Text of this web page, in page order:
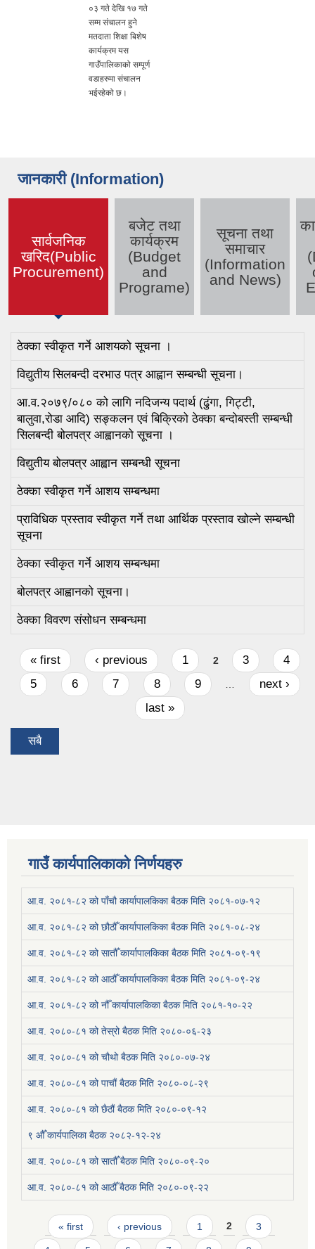
०३ गते देखि १७ गते
सम्म संचालन हुने
मतदाता शिक्षा बिशेष
कार्यक्रम यस
गाउँपालिकाको सम्पूर्ण
वडाहरुमा संचालन
भईरहेको छ।
जानकारी (Information)
सार्वजनिक
खरिद(Public
Procurement)
(active tab)
बजेट तथा
कार्यक्रम
(Budget
and
Programe)
सूचना तथा
समाचार
(Information
and News)
ठेक्का स्वीकृत गर्ने आशयको सूचना ।
विद्युतीय सिलबन्दी दरभाउ पत्र आह्वान सम्बन्धी सूचना।
आ.व.२०७९/०८० को लागि नदिजन्य पदार्थ (ढुंगा, गिट्टी,
बालुवा,रोडा आदि) सङ्कलन एवं बिक्रिको ठेक्का बन्दोबस्ती सम्बन्धी
सिलबन्दी बोलपत्र आह्वानको सूचना ।
विद्युतीय बोलपत्र आह्वान सम्बन्धी सूचना
ठेक्का स्वीकृत गर्ने आशय सम्बन्धमा
प्राविधिक प्रस्ताव स्वीकृत गर्ने तथा आर्थिक प्रस्ताव खोल्ने सम्बन्धी
सूचना
ठेक्का स्वीकृत गर्ने आशय सम्बन्धमा
बोलपत्र आह्वानको सूचना।
ठेक्का विवरण संसोधन सम्बन्धमा
Pages
« first ‹ previous 1 2 3
4
5
6 7 8 9
next ›
last »
सबै
गाउँ कार्यपालिकाको निर्णयहरु
आ.व. २०८१-८२ को पाँचौ कार्यापालकिका बैठक मिति २०८१-०७-१२
आ.व. २०८१-८२ को छौठौँ कार्यापालकिका बैठक मिति २०८१-०८-२४
आ.व. २०८१-८२ को सातौँ कार्यापालकिका बैठक मिति २०८१-०९-१९
आ.व. २०८१-८२ को आठौँ कार्यापालकिका बैठक मिति २०८१-०९-२४
आ.व. २०८१-८२ को नौँ कार्यापालकिका बैठक मिति २०८१-१०-२२
आ.व. २०८०-८१ को तेस्रो बैठक मिति २०८०-०६-२३
आ.व. २०८०-८१ को चौथो बैठक मिति २०८०-०७-२४
आ.व. २०८०-८१ को पाचौं बैठक मिति २०८०-०८-२९
आ.व. २०८०-८१ को छैठौं बैठक मिति २०८०-०९-१२
९ औँ कार्यपालिका बैठक २०८२-१२-२४
आ.व. २०८०-८१ को सातौँ बैठक मिति २०८०-०९-२०
आ.व. २०८०-८१ को आठौँ बैठक मिति २०८०-०९-२२
Pages
« first ‹ previous 1 2 3